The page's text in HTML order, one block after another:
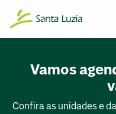
Vamos
Confira as unidades e